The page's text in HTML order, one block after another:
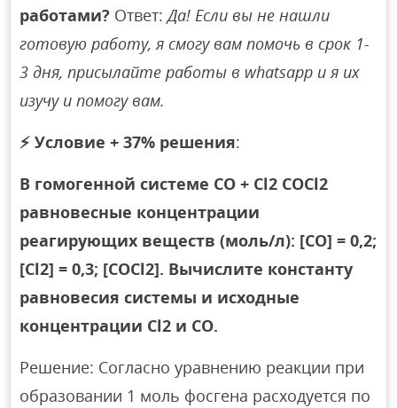
работами? Ответ:Да! Если вы не нашли
готовую работу, я смогу вам помочь в срок 1-
3 дня, присылайте работы в whatsapp и я их
изучу и помогу вам.
⚡ Условие + 37% решения:
В гомогенной системе СО + Cl2 COCl2
равновесные концентрации
реагирующих веществ (моль/л): [СО] = 0,2;
[Cl2] = 0,3; [СОСl2]. Вычислите константу
равновесия системы и исходные
концентрации Сl2 и СО.
Решение: Согласно уравнению реакции при
образовании 1 моль фосгена расходуется по